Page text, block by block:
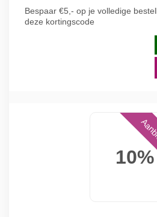
Bespaar €5,- op je volledige
deze kortingscode
10%